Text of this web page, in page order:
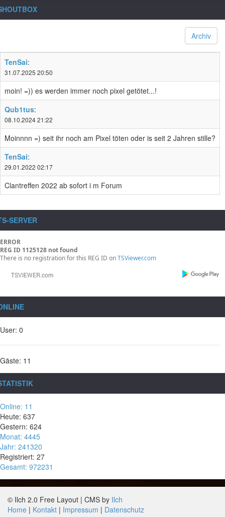
Archiv
TenSai:
31.07.2025 20:50
moin! =)) es werden immer noch pixel getötet...!
Qub1tus:
08.10.2024 21:22
Moinnnn =) seit ihr noch am Pixel töten oder is seit 2 Jahren stille?
TenSai:
29.01.2022 02:17
Clantreffen 2022 ab sofort i m Forum
SERVER
ERROR
REG ID 1125128 not found
There is no registration for this REG ID onTSViewer.com
User: 0
Gäste: 11
Online: 11
Heute: 637
Gestern: 624
Monat: 4445
Jahr: 241320
Registriert: 27
Gesamt: 972231
© Ilch 2.0 Free Layout | CMS by Ilch
Home
Kontakt Impressum Datenschutz